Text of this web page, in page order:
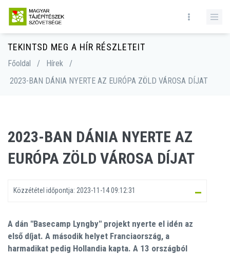
TEKINTSD MEG A HÍR RÉSZLETEIT
Főoldal / Hírek
/
2023-BAN DÁNIA NYERTE AZ EURÓPA ZÖLD VÁROSA DÍJAT
2023-BAN DÁNIA NYERTE AZ
EURÓPA ZÖLD VÁROSA DÍJAT
Közzététel időpontja: 2023-11-14 09:12:31
A dán "Basecamp Lyngby" projekt nyerte el idén az
első díjat. A második helyet Franciaország, a
harmadikat pedig Hollandia kapta. A 13 országból